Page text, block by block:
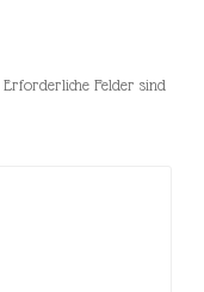
Erforderliche Felder sind